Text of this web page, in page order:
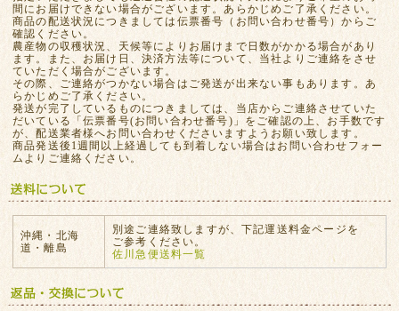
間にお届けできない場合がございます。あらかじめご了承ください。
商品の配送状況につきましては伝票番号（お問い合わせ番号）からご
確認ください。
農産物の収穫状況、天候等によりお届けまで日数がかかる場合があり
ます。また、お届け日、決済方法等について、当社よりご連絡をさせ
ていただく場合がございます。
その際、ご連絡がつかない場合はご発送が出来ない事もあります。あ
らかじめご了承ください。
発送が完了しているものにつきましては、当店からご連絡させていた
だいている「伝票番号(お問い合わせ番号)」をご確認の上、お手数です
が、配送業者様へお問い合わせくださいますようお願い致します。
商品発送後1週間以上経過しても到着しない場合はお問い合わせフォー
ムよりご連絡ください。
沖縄・北海
道・離島
別途ご連絡致しますが、下記運送料金ページを
ご参考ください。
佐川急便送料一覧